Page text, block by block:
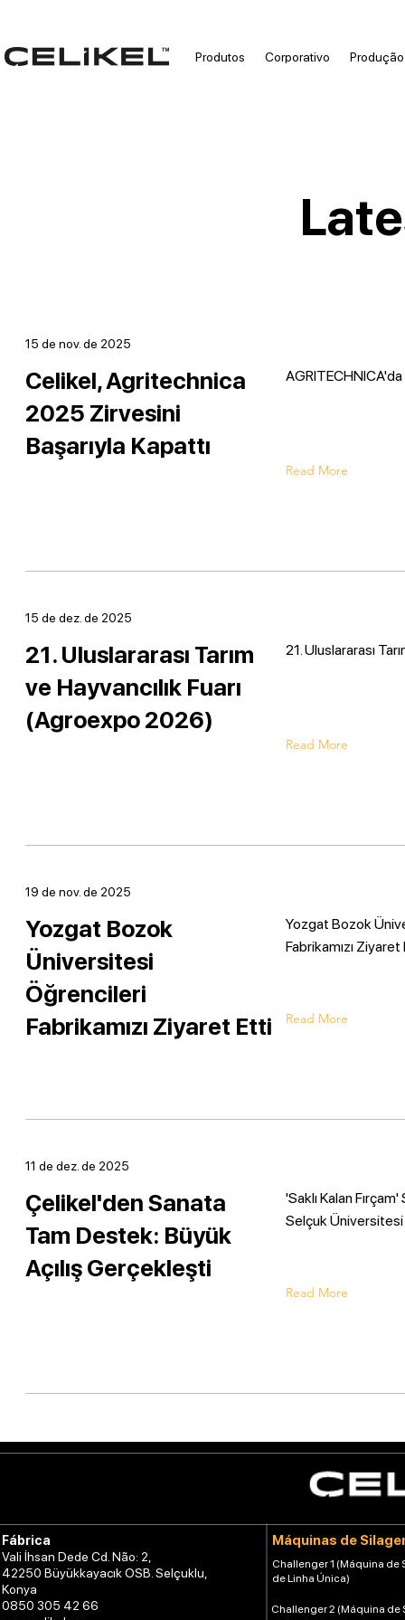
Produtos Corporativo Produção
15 de nov. de 2025
Celikel, Agritechnica
2025 Zirvesini
Başarıyla Kapattı
Read More
15 de dez. de 2025
21. Uluslararası Tarım
ve Hayvancılık Fuarı
(Agroexpo 2026)
21. Uluslararası
Read More
19 de nov. de 2025
Yozgat Bozok
Üniversitesi
Öğrencileri
Fabrikamızı Ziyaret Etti
Yozgat Bozok
Fabrikamızı
Read More
11 de dez. de 2025
Çelikel'den Sanata
Tam Destek: Büyük
Açılış Gerçekleşti
'Saklı Kalan
Selçuk Üniversitesi
Read More
Fábrica
Vali İhsan Dede Cd. Não: 2,
42250 Büyükkayacık OSB. Selçuklu,
Konya
0850 305 42 66
Máquinas de
Challenger 1 (Máquina de
de Linha Única)
Challenger 2 (Máquina de